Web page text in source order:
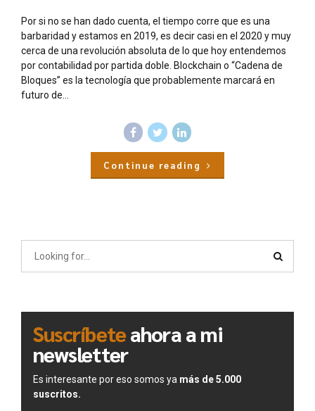
Por si no se han dado cuenta, el tiempo corre que es una
barbaridad y estamos en 2019, es decir casi en el 2020 y muy
cerca de una revolución absoluta de lo que hoy entendemos
por contabilidad por partida doble. Blockchain o “Cadena de
Bloques” es la tecnología que probablemente marcará en
futuro de...
Continue reading
Suscríbeteahora a mi
newsletter
Es interesante por eso somos ya más de 5.000
suscritos.